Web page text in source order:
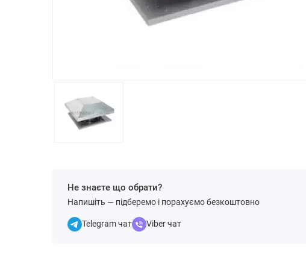
Не знаєте що обрати?
Напишіть — підберемо і порахуємо безкоштовно
Telegram чат Viber чат